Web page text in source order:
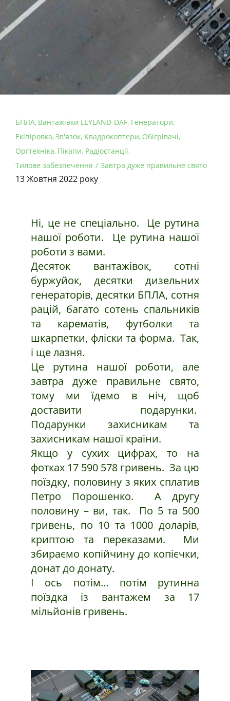
БПЛА Вантажівки LEYLAND-DAF Генератори
Екіпіровка Зв'язок Квадрокоптери Обігрівачі
Оргтехніка Пікапи Радіостанції
Тилове забезпечення
Завтра дуже правильне свято
13 Жовтня 2022 року
Ні, це не спеціально. Це рутина
нашої роботи. Це рутина нашої
роботи з вами.
Десяток вантажівок, сотні
буржуйок, десятки дизельних
генераторів, десятки БПЛА, сотня
рацій, багато сотень спальників
та карематів, футболки та
шкарпетки, фліски та форма. Так,
і ще лазня.
Це рутина нашої роботи, але
завтра дуже правильне свято,
тому ми їдемо в ніч, щоб
доставити подарунки.
Подарунки захисникам та
захисникам нашої країни.
Якщо у сухих цифрах, то на
фотках 17 590 578 гривень. За цю
поїздку, половину з яких сплатив
Петро Порошенко. А другу
половину – ви, так. По 5 та 500
гривень, по 10 та 1000 доларів,
криптою та переказами. Ми
збираємо копійчину до копієчки,
донат до донату.
І ось потім… потім рутинна
поїздка із вантажем за 17
мільйонів гривень.